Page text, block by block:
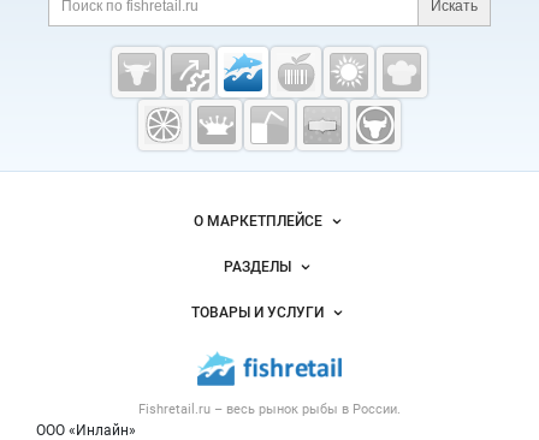
Искать
Cсылки на полезные проекты
Fishretail.ru —
рыба,
морепродукты
Важные разделы и контакты
Fishretail.ru – весь рынок рыбы в России.
ООО «Инлайн»
Навигация по сайтуО МАРКЕТПЛЕЙСЕ
Новости Fishretail.ru
Размещение рекламы
Публичная оферта
Контактная информация
Политика обработки персональных данных
РАЗДЕЛЫ
Объявления
Новости рынка
ТОВАРЫ И УСЛУГИ
Рыба
Икра